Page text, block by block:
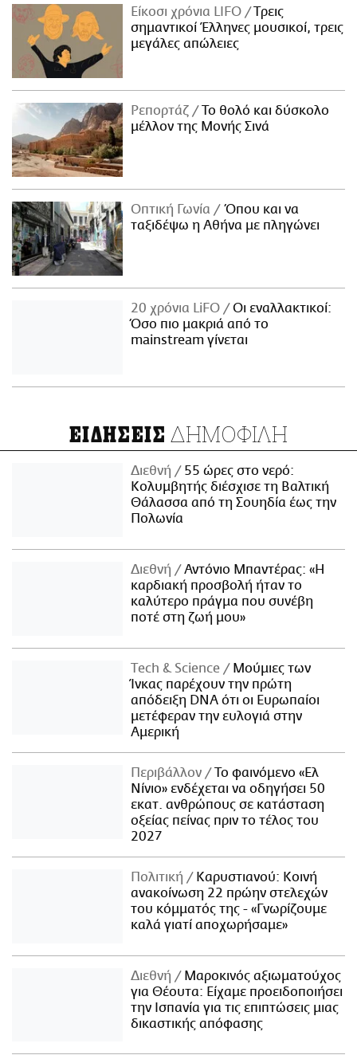
Είκοσι χρόνια LIFO
Tρεις
σημαντικοί Έλληνες μουσικοί, τρεις
μεγάλες απώλειες
Ρεπορτάζ
Το θολό και δύσκολο
μέλλον της Μονής Σινά
Οπτική Γωνία
Όπου και να
ταξιδέψω η Αθήνα με πληγώνει
20 χρόνια LiFO
Οι εναλλακτικοί:
Όσο πιο μακριά από το
mainstream γίνεται
ΕΙΔΗΣΕΙΣ ΔΗΜΟΦΙΛΗ
Διεθνή
55 ώρες στο νερό:
Κολυμβητής διέσχισε τη Βαλτική
Θάλασσα από τη Σουηδία έως την
Πολωνία
Διεθνή
Αντόνιο Μπαντέρας: «Η
καρδιακή προσβολή ήταν το
καλύτερο πράγμα που συνέβη
ποτέ στη ζωή μου»
Τech & Science
Μούμιες των
Ίνκας παρέχουν την πρώτη
απόδειξη DNA ότι οι Ευρωπαίοι
μετέφεραν την ευλογιά στην
Αμερική
Περιβάλλον
Το φαινόμενο «Ελ
Νίνιο» ενδέχεται να οδηγήσει 50
εκατ. ανθρώπους σε κατάσταση
οξείας πείνας πριν το τέλος του
2027
Πολιτική
Καρυστιανού: Κοινή
ανακοίνωση 22 πρώην στελεχών
του κόμματός της - «Γνωρίζουμε
καλά γιατί αποχωρήσαμε»
Διεθνή
Μαροκινός αξιωματούχος
για Θέουτα: Είχαμε προειδοποιήσει
την Ισπανία για τις επιπτώσεις μιας
δικαστικής απόφασης